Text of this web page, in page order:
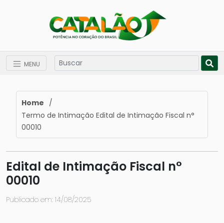
MENU
Home /
Termo de Intimação Edital de Intimação Fiscal n°
00010
Edital de Intimação Fiscal n°
00010
Publicado em: 14/08/2025